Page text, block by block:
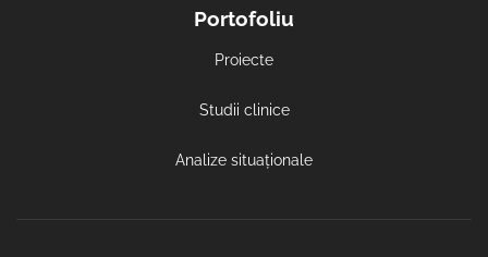
Portofoliu
Proiecte
Studii clinice
Analize situaționale